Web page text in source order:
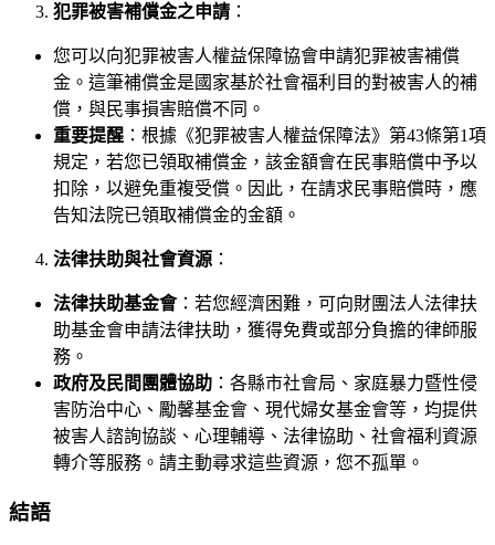
犯罪被害補償金之申請 ：
您可以向犯罪被害人權益保障協會申請犯罪被害補償
金。這筆補償金是國家基於社會福利目的對被害人的補
償，與民事損害賠償不同。
重要提醒 ：根據《犯罪被害人權益保障法》第43條第1項
規定，若您已領取補償金，該金額會在民事賠償中予以
扣除，以避免重複受償。因此，在請求民事賠償時，應
告知法院已領取補償金的金額。
法律扶助與社會資源 ：
法律扶助基金會：若您經濟困難，可向財團法人法律扶
助基金會申請法律扶助，獲得免費或部分負擔的律師服
務。
政府及民間團體協助 ：各縣市社會局、家庭暴力暨性侵
害防治中心、勵馨基金會、現代婦女基金會等，均提供
被害人諮詢協談、心理輔導、法律協助、社會福利資源
轉介等服務。請主動尋求這些資源，您不孤單。
結語